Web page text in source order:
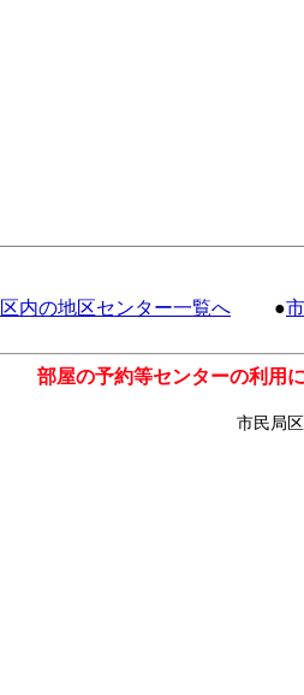
区内の地区センター一覧へ ●
部屋の予約等センターの利用
市民局